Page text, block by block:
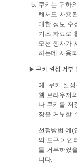
쿠키는 귀하
해서도 사용
대한 정보 수
기초 자료로
모션 행사가
하는데 사용
▶ 쿠키 설정 거부
예: 쿠키 설
웹 브라우저
나 쿠키를 저
장을 거부할
설정방법 예(
의 도구 > 인
를 거부하였
니다.